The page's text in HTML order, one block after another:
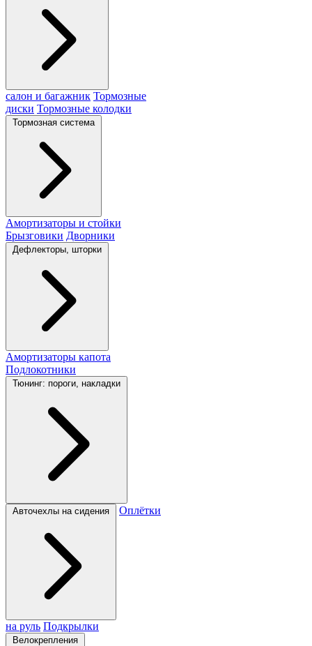
салон и багажник Тормозные
диски Тормозные колодки
Тормозная система
Амортизаторы и стойки
Брызговики Дворники
Дефлекторы, шторки
Амортизаторы капота
Подлокотники
Тюнинг: пороги, накладки
Авточехлы на сидения Оплётки
на руль Подкрылки
Велокрепления